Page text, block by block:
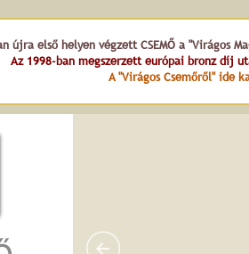
újra első helyen végzett CSEMŐ a "Virágos
Az 1998-ban megszerzett európai bronz díj
A "Virágos Csemőről" ide